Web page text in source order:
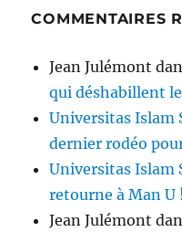
COMMENTAIRES
Jean Julémont
qui déshabillent
Universitas Islam
dernier rodéo
Universitas Islam
retourne à Man U !
Jean Julémont